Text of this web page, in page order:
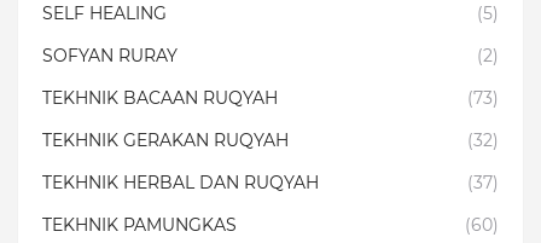
SELF HEALING
(5)
SOFYAN RURAY
(2)
TEKHNIK BACAAN RUQYAH
(73)
TEKHNIK GERAKAN RUQYAH
(32)
TEKHNIK HERBAL DAN RUQYAH
(37)
TEKHNIK PAMUNGKAS
(60)